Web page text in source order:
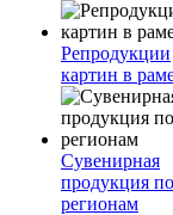
Репродукции
картин в
Сувенирная
продукция по
регионам